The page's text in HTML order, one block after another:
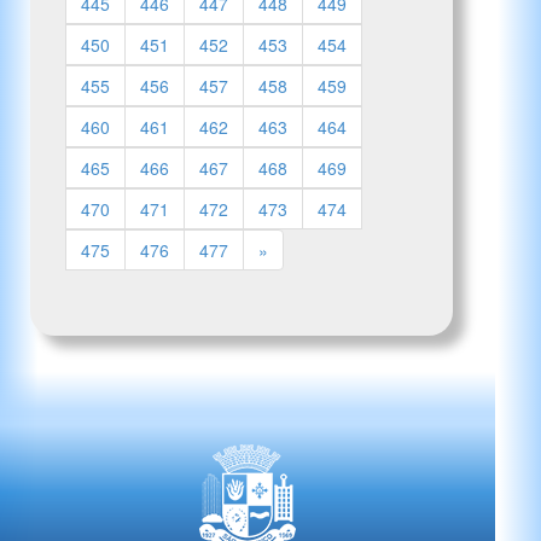
450
451 452 453
454
455
456 457 458
459
460
461 462 463
464
465
466 467 468
469
470
471 472 473
474
475
476 477 »